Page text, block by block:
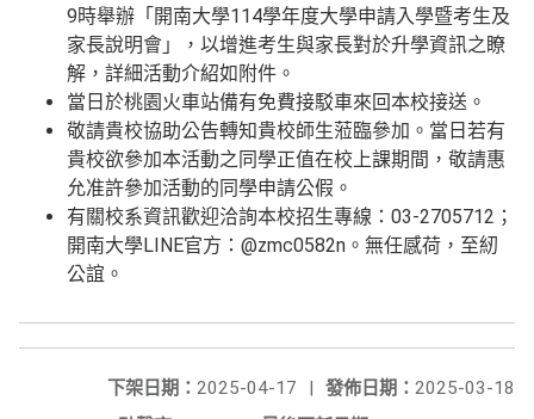
9時舉辦「開南大學114學年度大學申請入學暨考生及
家長說明會」，以增進考生與家長對於升學資訊之瞭
解，詳細活動介紹如附件。
當日於桃園火車站備有免費接駁車來回本校接送。
敬請貴校協助公告轉知貴校師生蒞臨參加。當日若有
貴校欲參加本活動之同學正值在校上課期間，敬請惠
允准許參加活動的同學申請公假。
有關校系資訊歡迎洽詢本校招生專線：03-2705712；
開南大學LINE官方：@zmc0582n。無任感荷，至紉
公誼。
發佈日期： 2025-03-18
下架日期： 2025-04-17
|